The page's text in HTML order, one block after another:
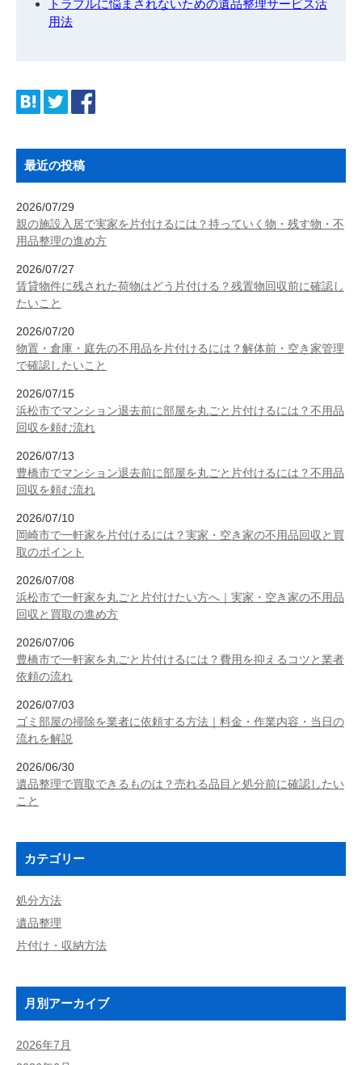
トラブルに悩まされないための遺品整理サービス活
用法
最近の投稿
2026/07/29
親の施設入居で実家を片付けるには？持っていく物・残す物・不
用品整理の進め方
2026/07/27
賃貸物件に残された荷物はどう片付ける？残置物回収前に確認し
たいこと
2026/07/20
物置・倉庫・庭先の不用品を片付けるには？解体前・空き家管理
で確認したいこと
2026/07/15
浜松市でマンション退去前に部屋を丸ごと片付けるには？不用品
回収を頼む流れ
2026/07/13
豊橋市でマンション退去前に部屋を丸ごと片付けるには？不用品
回収を頼む流れ
2026/07/10
岡崎市で一軒家を片付けるには？実家・空き家の不用品回収と買
取のポイント
2026/07/08
浜松市で一軒家を丸ごと片付けたい方へ｜実家・空き家の不用品
回収と買取の進め方
2026/07/06
豊橋市で一軒家を丸ごと片付けるには？費用を抑えるコツと業者
依頼の流れ
2026/07/03
ゴミ部屋の掃除を業者に依頼する方法｜料金・作業内容・当日の
流れを解説
2026/06/30
遺品整理で買取できるものは？売れる品目と処分前に確認したい
こと
カテゴリー
処分方法
遺品整理
片付け・収納方法
月別アーカイブ
2026年7月